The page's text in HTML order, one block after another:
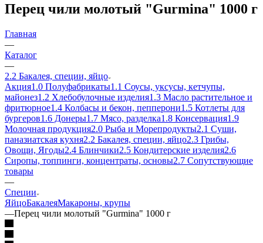
Перец чили молотый "Gurmina" 1000 г
Главная
—
Каталог
—
2.2 Бакалея, специи, яйцо
Акция1.0 Полуфабрикаты1.1 Соусы, уксусы, кетчупы,
майонез1.2 Хлебобулочные изделия1.3 Масло растительное и
фритюрное1.4 Колбасы и бекон, пепперони1.5 Котлеты для
бургеров1.6 Донеры1.7 Мясо, разделка1.8 Консервация1.9
Молочная продукция2.0 Рыба и Морепродукты2.1 Суши,
паназиатская кухня2.2 Бакалея, специи, яйцо2.3 Грибы,
Овощи, Ягоды2.4 Блинчики2.5 Кондитерские изделия2.6
Сиропы, топпинги, концентраты, основы2.7 Сопутствующие
товары
—
Специи
ЯйцоБакалеяМакароны, крупы
—Перец чили молотый "Gurmina" 1000 г